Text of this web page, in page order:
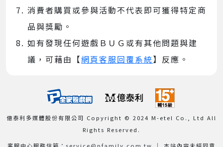
消費者購買或參與活動不代表即可獲得特定商
品與獎勵。
如有發現任何遊戲ＢＵＧ或有其他問題與建
議，可藉由【網頁客服回覆系統】反應。
億泰利多媒體股份有限公司 Copyright © 2024 M-etel Co., Ltd All
Rights Reserved.